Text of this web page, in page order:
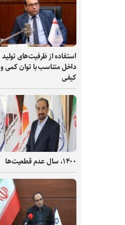
استفاده از ظرفیت‌های تولید
داخل متناسب با توان کمی و
کیفی
۱۴۰۰، سال عدم قطعیت‌ها